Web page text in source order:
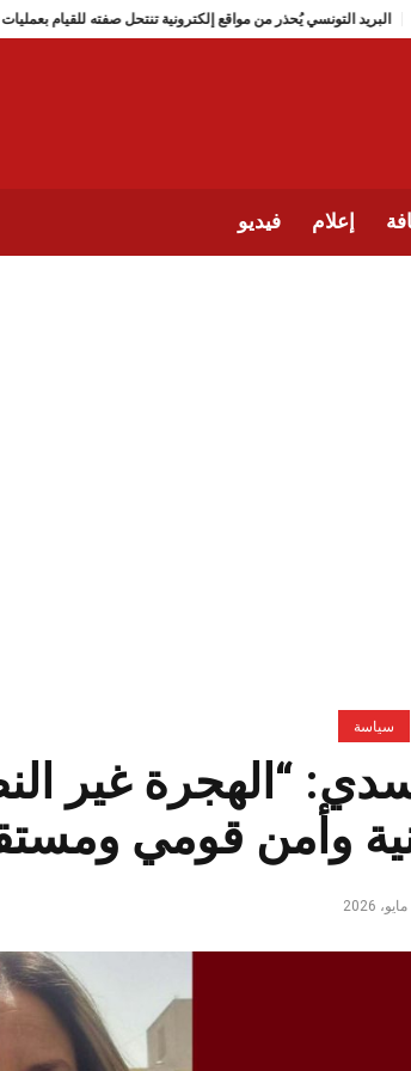
البريد التونسي يُحذر من مواقع إلكترونية تنتحل
إعلام فيديو
سياسة
“الهجرة غير
وأمن قومي